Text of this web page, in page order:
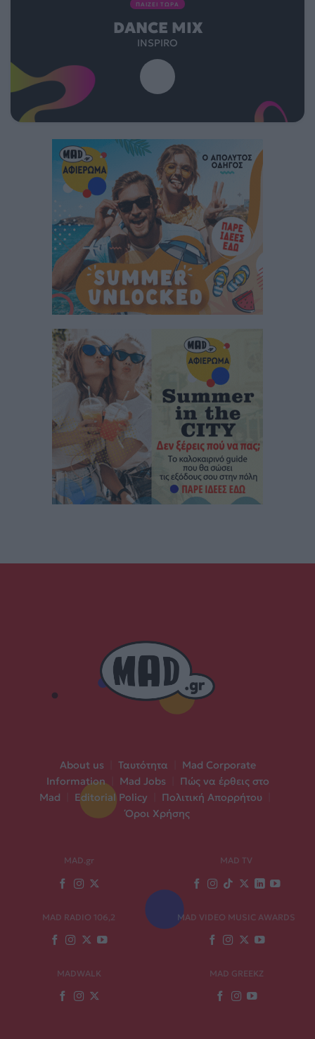
ΠΑΙΖΕΙ ΤΩΡΑ
DANCE MIX
INSPIRO
About us Ταυτότητα
Mad Corporate
Information
Mad Jobs
Πώς να έρθεις στο
Mad
Editorial Policy Πολιτική Απορρήτου
Όροι Χρήσης
MAD.gr MAD TV
MAD RADIO 106,2 MAD VIDEO MUSIC AWARDS
MADWALK MAD GREEKZ